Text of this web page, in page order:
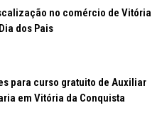
no comércio de Vitória
dos Pais
para curso gratuito de Auxiliar
em Vitória da Conquista